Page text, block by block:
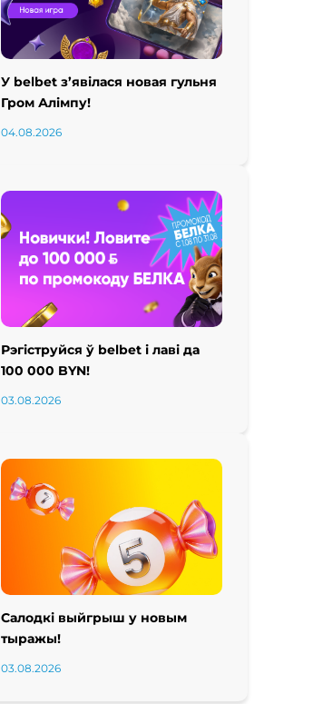
У belbet з’явілася новая гульня
Гром Алімпу!
04.08.2026
Рэгіструйся ў belbet і лаві да
100 000 BYN!
03.08.2026
Салодкі выйгрыш у новым
тыражы!
03.08.2026